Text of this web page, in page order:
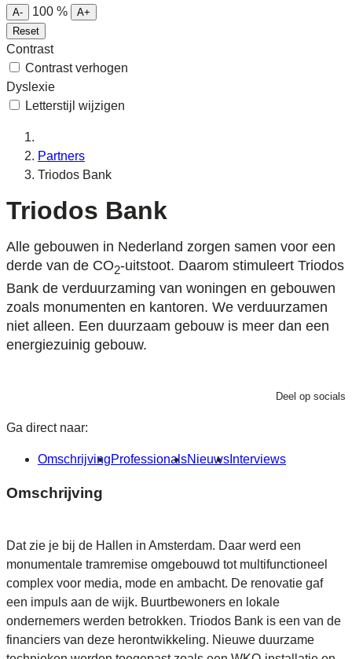
A- 100 %
A+
Reset
Contrast
Contrast verhogen
Dyslexie
Letterstijl wijzigen
Partners
Triodos Bank
Triodos Bank
Alle gebouwen in Nederland zorgen samen voor een
derde van de CO2-uitstoot. Daarom stimuleert Triodos
Bank de verduurzaming van woningen en gebouwen
zoals monumenten en kantoren. We verduurzamen
niet alleen. Een duurzaam gebouw is meer dan een
energiezuinig gebouw.
Deel op socials
Ga direct naar:
OmschrijvingProfessionalsNieuws Interviews
Omschrijving
Dat zie je bij de Hallen in Amsterdam. Daar werd een
monumentale tramremise omgebouwd tot multifunctioneel
complex voor media, mode en ambacht. De renovatie gaf
een impuls aan de wijk. Buurtbewoners en lokale
ondernemers werden betrokken. Triodos Bank is een van de
financiers van deze herontwikkeling. Nieuwe duurzame